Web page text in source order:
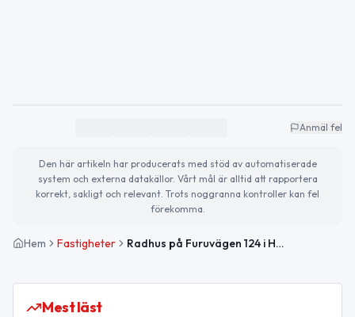
Anmäl fel
Den här artikeln har producerats med stöd av automatiserade
system och externa datakällor. Vårt mål är alltid att rapportera
korrekt, sakligt och relevant. Trots noggranna kontroller kan fel
förekomma.
Hem Fastigheter Radhus på Furuvägen 124 i Härnösand sålt för 1 300 000 kronor
Mest läst